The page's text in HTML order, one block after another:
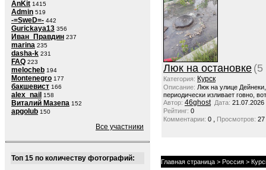
AnKit 1415
Admin 519
-=SweD=- 442
Gurickaya13 356
Иван_Правдин 237
marina 235
dasha-k 231
FAQ 223
melocheb 194
Montenegro 177
бакшевист 166
alex_nail 158
Виталий Мазепа 152
apgolub 150
Все участники
Топ 15 по количеству фотографий:
Люк на остановке (5
Категория: Курск
Описание: Люк на улице
периодически изливает говно,
Автор: 46ghost Дата: 21.07.2026
Рейтинг: 0
Комментарии: 0 , Просмотров: 27
Главная страница > Россия >